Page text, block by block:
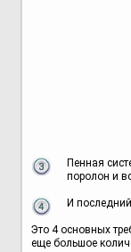
Пенная
поролон и
И
Это 4 основных
еще большое